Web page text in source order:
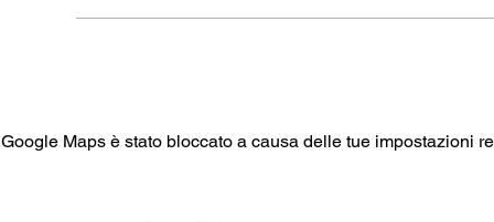
Google Maps è stato bloccato a causa delle tue impostazioni